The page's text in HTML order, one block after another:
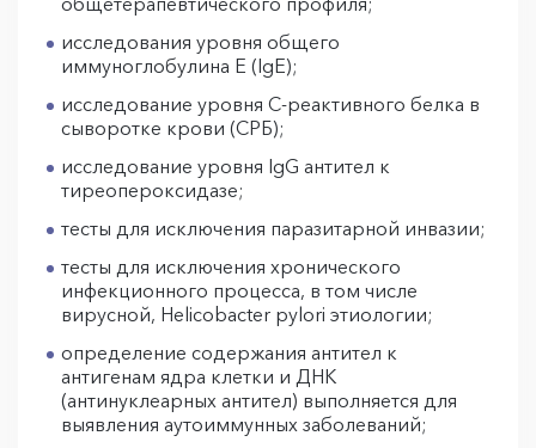
исследования уровня общего
иммуноглобулина Е (IgE);
исследование уровня С-реактивного белка в
сыворотке крови (СРБ);
исследование уровня IgG антител к
тиреопероксидазе;
тесты для исключения паразитарной инвазии;
тесты для исключения хронического
инфекционного процесса, в том числе
вирусной, Helicobacter pylori этиологии;
определение содержания антител к
антигенам ядра клетки и ДНК
(антинуклеарных антител) выполняется для
выявления аутоиммунных заболеваний;